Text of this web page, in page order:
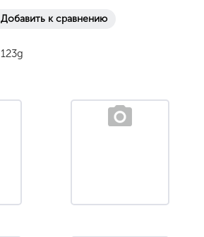
Добавить к сравнению
123g